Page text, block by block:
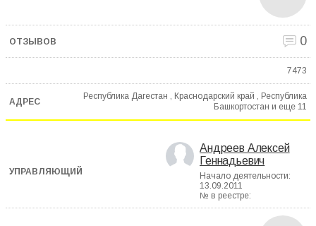
0
7473
Республика Дагестан , Краснодарский край , Республика
Башкортостан и еще 11
Андреев Алексей
Геннадьевич
Начало деятельности:
13.09.2011
№ в реестре: